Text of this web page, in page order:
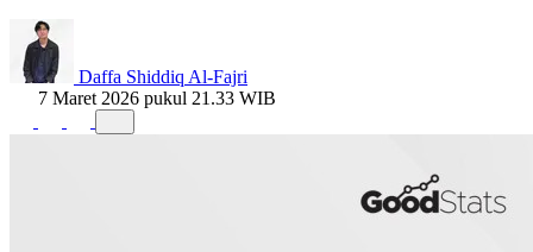
Daffa Shiddiq Al-Fajri
7 Maret 2026 pukul 21.33 WIB